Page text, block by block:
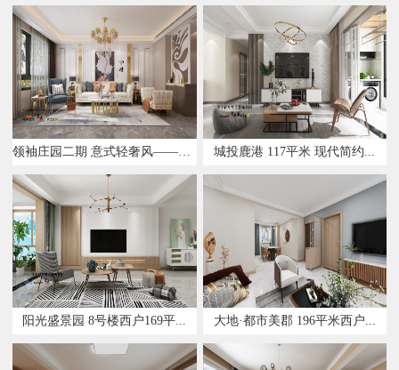
阳光盛景园 8号楼西户169平...
城投鹿港 117平米 现代简约...
大地·都市美郡 196平米西户...